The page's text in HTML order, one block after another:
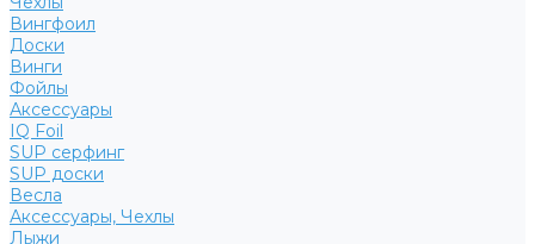
Вингфоил
Доски
Винги
Фойлы
Аксессуары
IQ Foil
SUP серфинг
SUP доски
Весла
Аксессуары, Чехлы
Лыжи